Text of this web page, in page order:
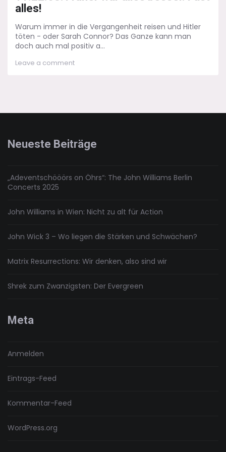
alles!
Warum immer in die Vergangenheit reisen und Hitler
töten - oder Sarah Connor? Das Ganze kann man
doch auch mal positiv a...
Leave a commenton
Neueste Beiträge
„Adeventschööörs on Öhrs“: The John Williams Berlin
Concerts 2025
John Williams in Wien: Nicht zu alt für Action
John Wick 3 – Wo liegen die Stärken und Schwächen?
Matrix Resurrections: Wir denken, also sind wir
Shrek zum Zwanzigsten: Der Evergreen
Meta
Anmelden
Eintrags-Feed
Kommentar-Feed
WordPress.org